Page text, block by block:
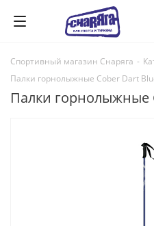
Спортивный магазин Снаряга -
Палки горнолыжные Cober Dart
Палки горнолыжные